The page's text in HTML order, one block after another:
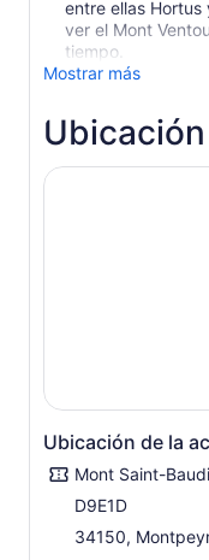
entre ellas Hortus
ver el Mont
tiempo.
Mostrar más
Ubicación
Ubicación de la
Mont Saint-
D9E1D
34150,